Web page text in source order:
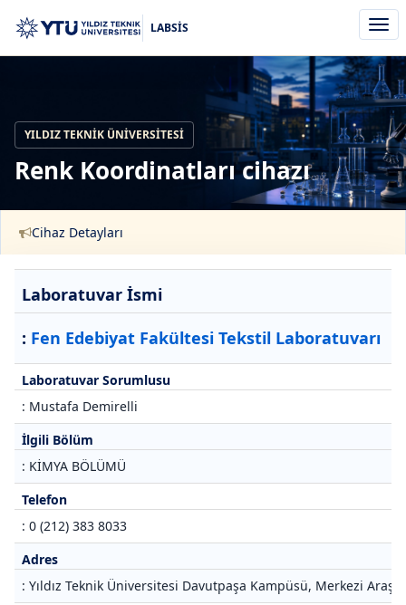
aç/
LABSİS
YILDIZ TEKNIK ÜNIVERSITESI
Renk Koordinatları cihazı
Cihaz Detayları
Laboratuvar İsmi
: Fen Edebiyat Fakültesi Tekstil Laboratuvarı
Laboratuvar Sorumlusu
: Mustafa Demirelli
İlgili Bölüm
: KİMYA BÖLÜMÜ
Telefon
: 0 (212) 383 8033
Adres
: Yıldız Teknik Üniversitesi Davutpaşa Kampüsü, Merkezi